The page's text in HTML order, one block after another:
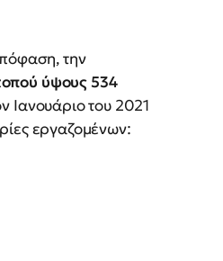
την
ύψους 534
Ιανουάριο του 2021
εργαζομένων: